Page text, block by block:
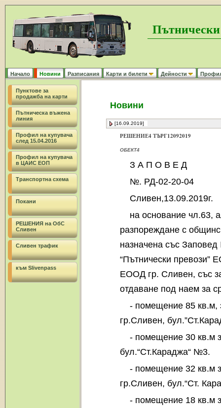
Начало Новини Разписания Карти и билети Дейности Профил
Пунктове за
продажба на карти
Пътническа въжена
линия
Профил на купувача
след 15.04.2016
Профил на купувача
в ЦАИС ЕОП
Транспортна схема
Покани
РЕШЕНИЯ на ОбС
Сливен
Сливен трафик
към Slivenpass
Новини
[16.09.2019]
РЕШЕНИЕ4 ТЪРГ12092019
ОБЕКТ4
З А П О В Е Д
№. РД-02-20-04
Сливен,13.09.2019г.
на основание чл.63,
разпореждане с
назначена със
“Пътнически превози”
ЕООД гр. Сливен, със
отдаване под наем за
- помещение 85 кв.м,
гр.Сливен,
- помещение 30 кв.м
бул.“Ст.Караджа“ №3.
- помещение 32 кв.м
гр.Сливен, бул.“Ст.
- помещение 18 кв.м